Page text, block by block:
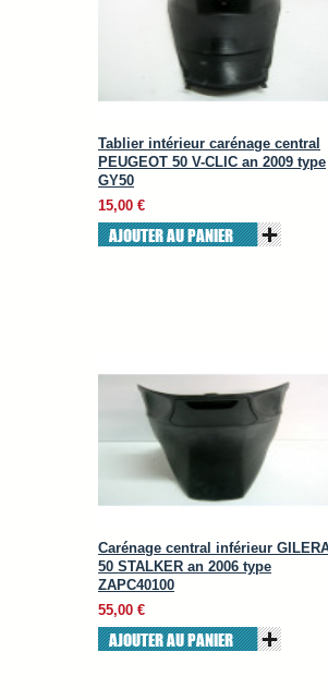
Tablier intérieur carénage central
PEUGEOT 50 V-CLIC an 2009 type
GY50
15,00 €
AJOUTER AU PANIER
Carénage central inférieur
50 STALKER an 2006 type
ZAPC40100
55,00 €
AJOUTER AU PANIER